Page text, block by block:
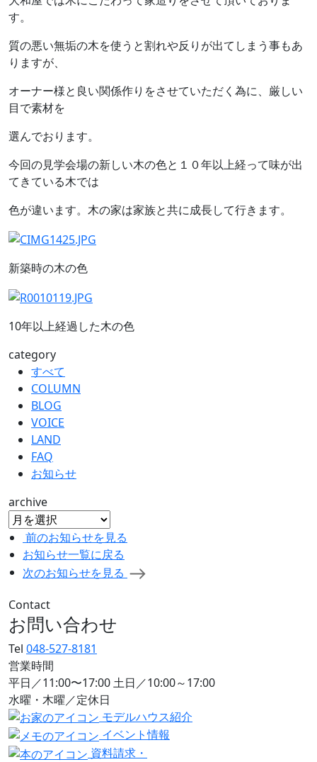
す。
質の悪い無垢の木を使うと割れや反りが出てしまう事もあ
りますが、
オーナー様と良い関係作りをさせていただく為に、厳しい
目で素材を
選んでおります。
今回の見学会場の新しい木の色と１０年以上経って味が出
てきている木では
色が違います。木の家は家族と共に成長して行きます。
新築時の木の色
10年以上経過した木の色
category
すべて
COLUMN
BLOG
VOICE
LAND
FAQ
お知らせ
archive
前のお知らせを見る
お知らせ一覧に戻る
次のお知らせを見る
Contact
お問い合わせ
Tel 048-527-8181
営業時間
平日／11:00〜17:00 土日／10:00～17:00
水曜・木曜／定休日
モデルハウス紹介
イベント情報
資料請求・